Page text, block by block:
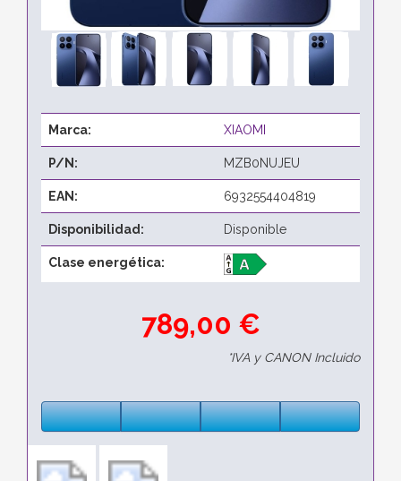
Marca: XIAOMI
P/N: MZB0NUJEU
EAN: 6932554404819
Disponibilidad: Disponible
Clase energética:
789,00 €
*IVA y CANON Incluido